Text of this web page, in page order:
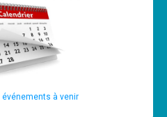
à venir